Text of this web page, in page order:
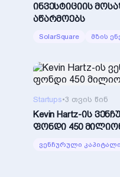
ინვესტიციის
აწარმოებს
SolarSquare მზის
Startups•3 თვის წინ
Kevin Hartz-ის
ფონდი 450
ვენჩურული კაპიტალი